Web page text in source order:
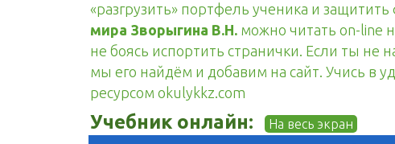
«разгрузить» портфель ученика и
мира Зворыгина В.Н. можно читать on-line
не боясь испортить странички. Если ты не
мы его найдём и добавим на сайт. Учись в
ресурсом okulykkz.com
Учебник онлайн: На весь экран